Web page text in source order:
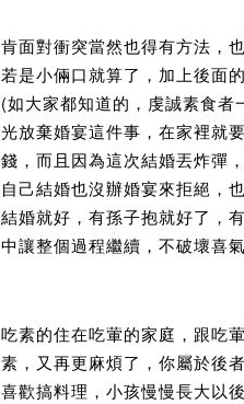
肯面對衝突當然也得有方法，
若是小倆口就算了，加上後面
(如大家都知道的，虔誠素食
光放棄婚宴這件事，在家裡就
錢，而且因為這次結婚丟炸彈
自己結婚也沒辦婚宴來拒絕，
結婚就好，有孫子抱就好了，
中讓整個過程繼續，不破壞喜
吃素的住在吃葷的家庭，跟吃
素，又再更麻煩了，你屬於後
喜歡搞料理，小孩慢慢長大以